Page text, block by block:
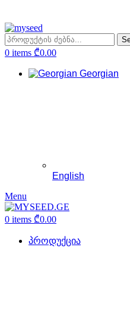
0 items ₾0.00
Georgian
English
Menu
0 items ₾0.00
პროდუქცია